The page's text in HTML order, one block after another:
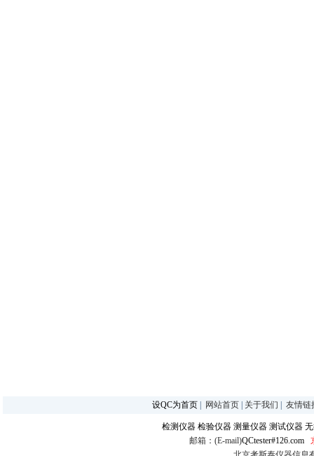
设QC为首页 网站首页 关于我们 友情链
检测仪器 检验仪器 测量仪器 测试仪器
邮箱：(E-mail)QCtester#126.com